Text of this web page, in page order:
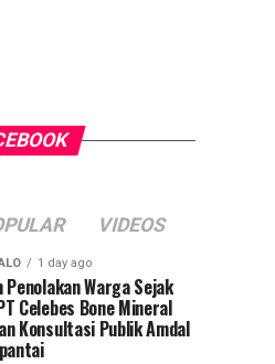
VIDEOS
1 day ago
Penolakan Warga Sejak
Celebes Bone Mineral
Konsultasi Publik Amdal